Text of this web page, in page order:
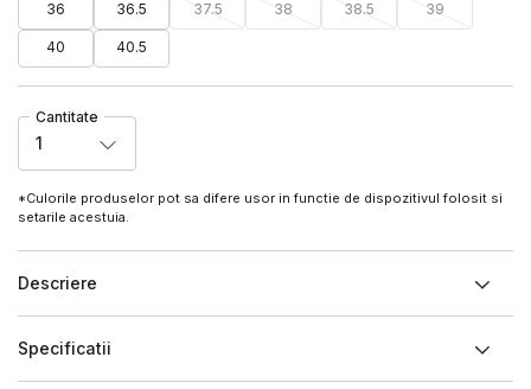
36 36.5 37.5 38 38.5 39
40 40.5
Cantitate
1
*Culorile produselor pot sa difere usor in functie de dispozitivul folosit si
setarile acestuia.
Descriere
Specificatii